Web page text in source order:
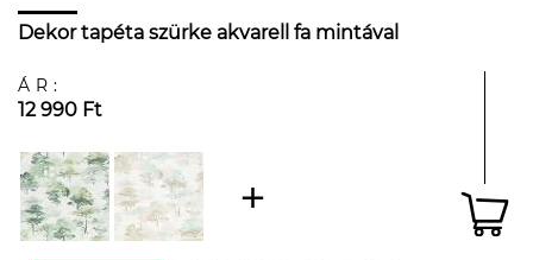
Dekor tapéta szürke akvarell fa mintával
ÁR:
12 990 Ft